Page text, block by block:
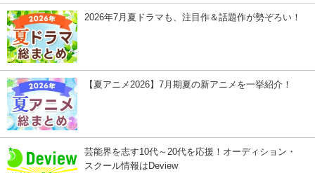
2026年7月夏ドラマも、注目作＆話題作が勢ぞろい！
【夏アニメ2026】7月期夏の新アニメを一挙紹介！
芸能界を志す10代～20代を応援！オーディション・
スクール情報はDeview